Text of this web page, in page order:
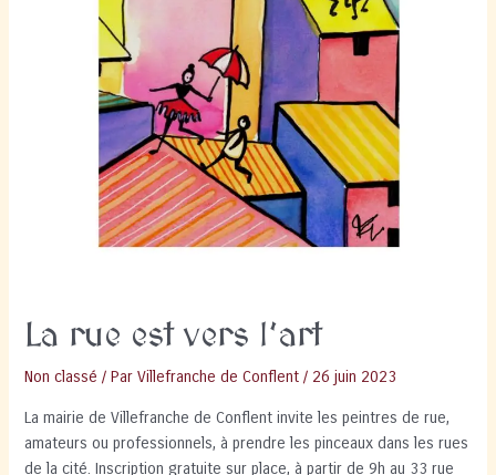
La rue est vers l’art
Non classé / ParVillefranche de Conflent / 26 juin 2023
La mairie de Villefranche de Conflent invite les peintres de rue,
amateurs ou professionnels, à prendre les pinceaux dans les rues
de la cité. Inscription gratuite sur place, à partir de 9h au 33 rue